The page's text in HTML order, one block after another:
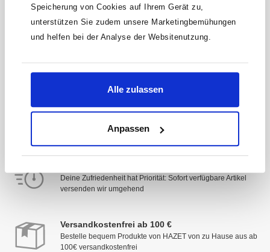
Speicherung von Cookies auf Ihrem Gerät zu,
unterstützen Sie zudem unsere Marketingbemühungen
und helfen bei der Analyse der Websitenutzung.
Alle zulassen
Anpassen
* Der Gutschein ist ab einem Warenwert von 200 €
Datenschutzbestimmungen. Alle Daten werden vertraulich
Deine Zufriedenheit hat Priorität: Sofort verfügbare Artikel
versenden wir umgehend
Versandkostenfrei ab 100 €
Bestelle bequem Produkte von HAZET von zu Hause aus ab
100€ versandkostenfrei